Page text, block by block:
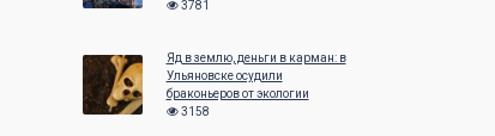
Вт Ср Чт Пт
1 2 3 4
6 7 8 9 10 11
3781
Яд в землю, деньги в карман: в
Ульяновске осудили
браконьеров от экологии
3158